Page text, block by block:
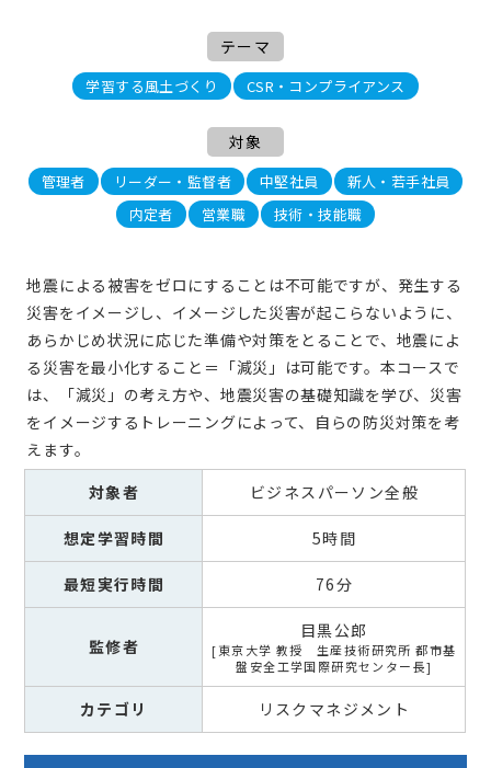
テーマ
学習する風土づくり CSR・コンプライアンス
対象
管理者 リーダー・監督者 中堅社員
新人・若手社員
内定者
営業職 技術・技能職
地震による被害をゼロにすることは不可能ですが、発生する
災害をイメージし、イメージした災害が起こらないように、
あらかじめ状況に応じた準備や対策をとることで、地震によ
る災害を最小化すること＝「減災」は可能です。本コースで
は、「減災」の考え方や、地震災害の基礎知識を学び、災害
をイメージするトレーニングによって、自らの防災対策を考
えます。
対象者
ビジネスパーソン全般
想定学習時間 5時間
最短実行時間 76分
監修者
目黒公郎
東京大学 教授 生産技術研究所 都市基
盤安全工学国際研究センター長
カテゴリ リスクマネジメント